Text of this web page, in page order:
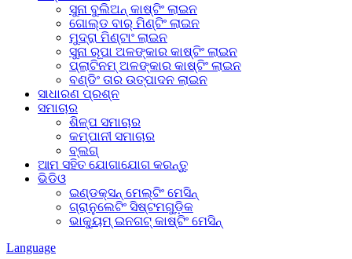
ସୁନା ବୁଲିଅନ୍ କାଷ୍ଟିଂ ଲାଇନ
ଗୋଲ୍ଡ ବାର୍ ମିଣ୍ଟିଂ ଲାଇନ
ମୁଦ୍ରା ମିଣ୍ଟାଂ ଲାଇନ
ସୁନା ରୂପା ଅଳଙ୍କାର କାଷ୍ଟିଂ ଲାଇନ
ପ୍ଲାଟିନମ୍ ଅଳଙ୍କାର କାଷ୍ଟିଂ ଲାଇନ
ବଣ୍ଡିଂ ତାର ଉତ୍ପାଦନ ଲାଇନ
ସାଧାରଣ ପ୍ରଶ୍ନ
ସମାଚାର
ଶିଳ୍ପ ସମାଚାର
କମ୍ପାନୀ ସମାଚାର
ବ୍ଲଗ୍
ଆମ ସହିତ ଯୋଗାଯୋଗ କରନ୍ତୁ
ଭିଡିଓ
ଇଣ୍ଡକ୍ସନ୍ ମେଲ୍ଟିଂ ମେସିନ୍
ଗ୍ରାନୁଲେଟିଂ ସିଷ୍ଟମଗୁଡ଼ିକ
ଭାକ୍ୟୁମ୍ ଇନଗଟ୍ କାଷ୍ଟିଂ ମେସିନ୍
Language